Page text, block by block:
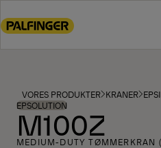
to
footer
content
VORES PRODUKTER KRANER
EPSOLUTION
M100Z
MEDIUM-DUTY TØMMERKRAN